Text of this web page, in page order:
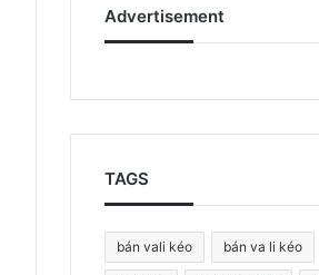
Advertisement
TAGS
bán vali kéo bán va li kéo